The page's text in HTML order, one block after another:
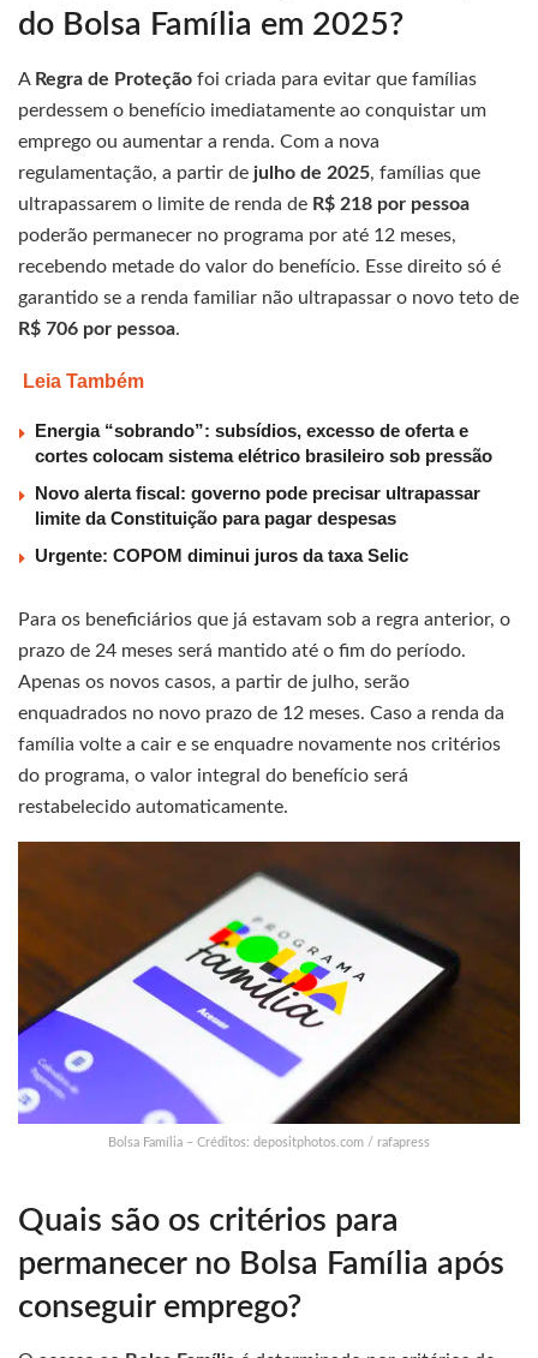
do Bolsa Família em 2025?
A Regra de Proteção foi criada para evitar que famílias
perdessem o benefício imediatamente ao conquistar um
emprego ou aumentar a renda. Com a nova
regulamentação, a partir de julho de 2025, famílias que
ultrapassarem o limite de renda de R$ 218 por pessoa
poderão permanecer no programa por até 12 meses,
recebendo metade do valor do benefício. Esse direito só é
garantido se a renda familiar não ultrapassar o novo teto de
R$ 706 por pessoa.
Leia Também
Energia “sobrando”: subsídios, excesso de oferta e
cortes colocam sistema elétrico brasileiro sob pressão
Novo alerta fiscal: governo pode precisar ultrapassar
limite da Constituição para pagar despesas
Urgente: COPOM diminui juros da taxa Selic
Para os beneficiários que já estavam sob a regra anterior, o
prazo de 24 meses será mantido até o fim do período.
Apenas os novos casos, a partir de julho, serão
enquadrados no novo prazo de 12 meses. Caso a renda da
família volte a cair e se enquadre novamente nos critérios
do programa, o valor integral do benefício será
restabelecido automaticamente.
Bolsa Família – Créditos: depositphotos.com / rafapress
Quais são os critérios para
permanecer no Bolsa Família após
conseguir emprego?